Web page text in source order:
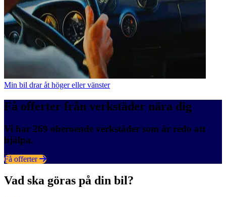
Min bil drar åt höger eller vänster
Få offerter från verkstäder nära dig
Vi har 269 oberoende verkstäder som är redo att
hjälpa.
Få offerter
Vad ska göras på din bil?